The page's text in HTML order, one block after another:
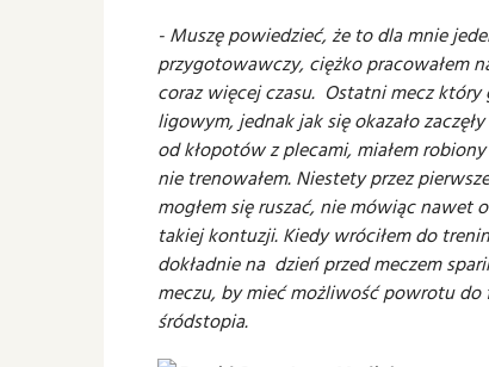
- Muszę powiedzieć, że to dla mnie
przygotowawczy, ciężko pracowałem
coraz więcej czasu. Ostatni mecz który
ligowym, jednak jak się okazało
od kłopotów z plecami, miałem
nie trenowałem. Niestety przez
mogłem się ruszać, nie mówiąc
takiej kontuzji. Kiedy wróciłem do
dokładnie na dzień przed meczem
meczu, by mieć możliwość powrotu do
śródstopia.